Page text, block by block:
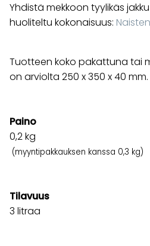
Yhdistä mekkoon tyylikäs
huoliteltu kokonaisuus:
Tuotteen koko pakattuna tai
on arviolta 250 x 350 x 40 mm.
Paino
0,2kg
(myyntipakkauksen kanssa 0,3 kg)
Tilavuus
3 litraa